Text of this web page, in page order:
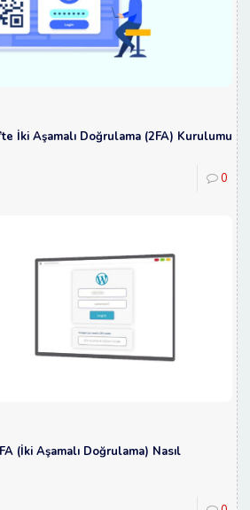
İki Aşamalı Doğrulama (2FA) Kurulumu
0
(İki Aşamalı Doğrulama) Nasıl